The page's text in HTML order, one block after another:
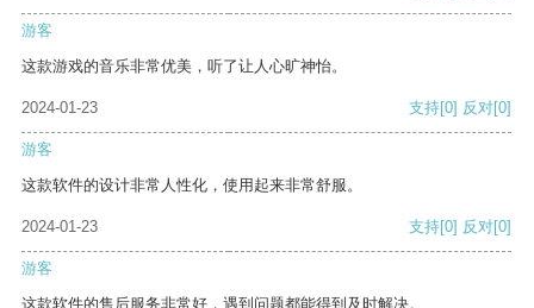
游客
这款游戏的音乐非常优美，听了让人心旷神怡。
2024-01-23 支持[0] 反对[0]
游客
这款软件的设计非常人性化，使用起来非常舒服。
2024-01-23 支持[0] 反对[0]
游客
这款软件的售后服务非常好，遇到问题都能得到及时解决。